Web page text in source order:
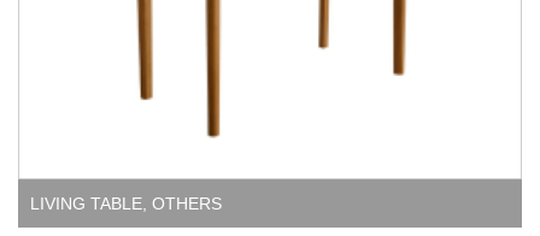
LIVING TABLE, OTHERS